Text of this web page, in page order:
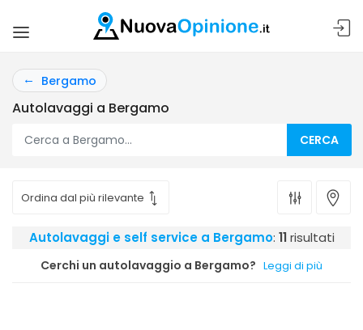
Bergamo
Autolavaggi a Bergamo
CERCA
Autolavaggi e self service a Bergamo: 11risultati
Cerchi un autolavaggio a Bergamo? Leggi di più